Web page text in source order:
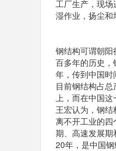
工厂生产，现
湿作业，扬尘和
钢结构可谓朝
百多年的历史
年，传到中国时
目前钢结构占
上，而在中国这
王宏认为，钢
离不开工业的
期、高速发展期
20年，是中国